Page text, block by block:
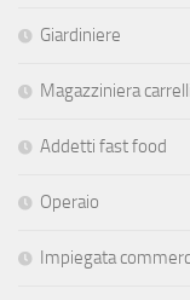
Giardiniere
Magazziniera
Addetti fast food
Operaio
Impiegata